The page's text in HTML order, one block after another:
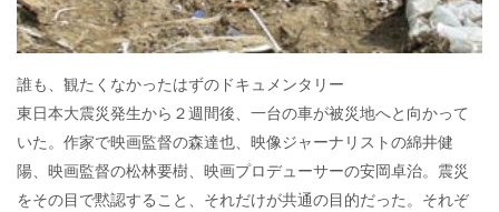
誰も、観たくなかったはずのドキュメンタリー
東日本大震災発生から２週間後、一台の車が被災地へと向かって
いた。作家で映画監督の森達也、映像ジャーナリストの綿井健
陽、映画監督の松林要樹、映画プロデューサーの安岡卓治。震災
をその目で黙認すること、それだけが共通の目的だった。それぞ